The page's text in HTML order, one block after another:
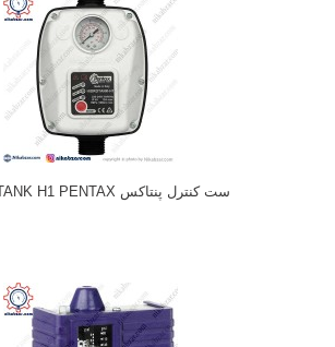
ست کنترل پنتاکس HIDROTANK H1 PENTAX